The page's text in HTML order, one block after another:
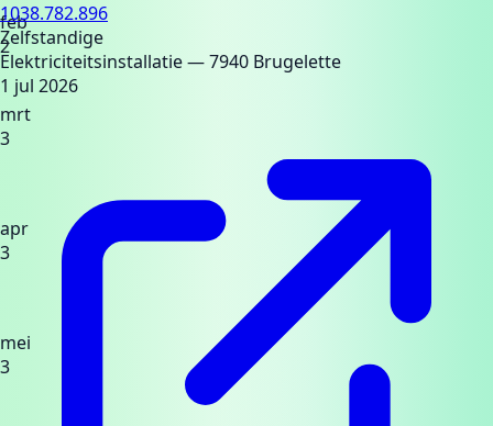
feb
2
mrt
3
apr
3
mei
3
1038.782.896
Zelfstandige
Elektriciteitsinstallatie— 7940 Brugelette
1 jul 2026